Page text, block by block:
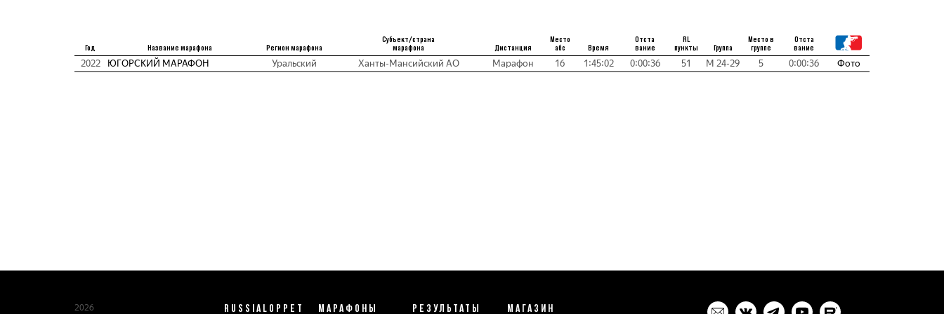
Год Название марафона Регион марафона
Субъект/страна
марафона
Дистанция
Место
абс
Время
Отста
вание
RL
пункты
Группа
Место в
группе
Отста
вание
2022 ЮГОРСКИЙ МАРАФОН Уральский Ханты-Мансийский АО Марафон 16 1:45:02 0:00:36 51 М 24-29 5 0:00:36 Фото
2026 RUSSIALOPPET МАРАФОНЫ РЕЗУЛЬТАТЫ МАГАЗИН